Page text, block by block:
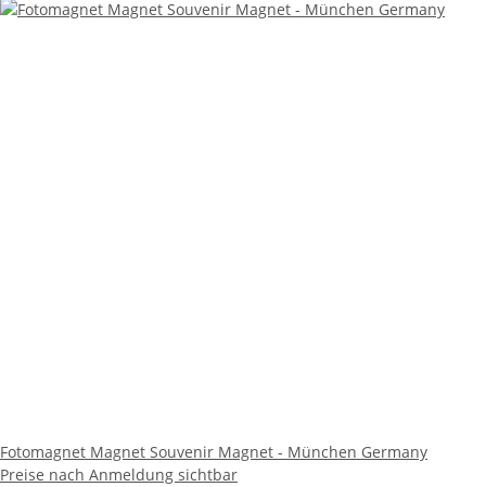
Fotomagnet Magnet Souvenir Magnet - München Germany
Preise nach Anmeldung sichtbar